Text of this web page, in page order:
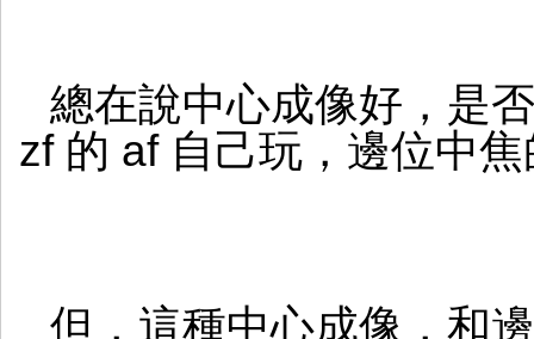
總在說中心成像好，是
zf 的 af 自己玩，邊位中
但，這種中心成像，和